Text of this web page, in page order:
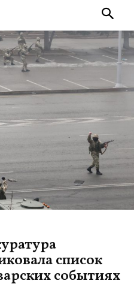
список
событиях